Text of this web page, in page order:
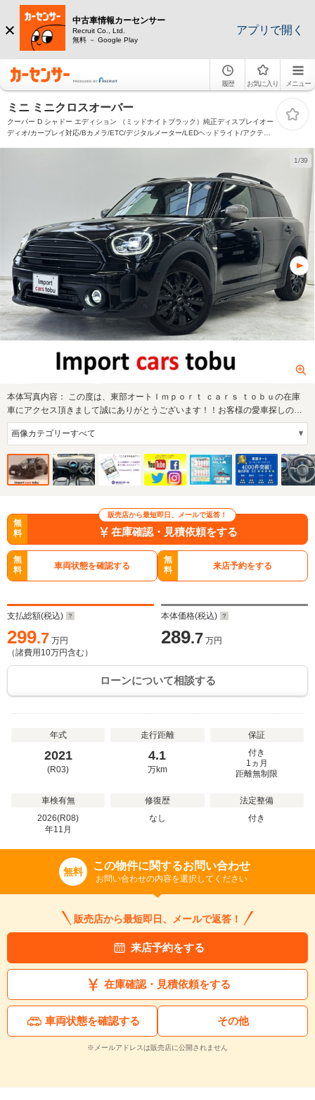
中古車情報カーセンサー
Recruit Co., Ltd.
無料 － Google Play
アプリで開く
履歴 お気に入り メニュー
ミニ ミニクロスオーバー
クーパー D シャドー エディション （ミッドナイトブラック）純正ディスプレイオー
ディオ/カープレイ対応/Bカメラ/ETC/デジタルメーター/LEDヘッドライト/アクティ
1/39
本体写真内容： この度は、東部オートＩｍｐｏｒｔ ｃａｒｓ ｔｏｂｕの在庫
車にアクセス頂きまして誠にありがとうございます！！お客様の愛車探しのお
手伝いを精…
販売店から最短即日、メールで返答！
無
料
在庫確認・見積依頼をする
無
料
車両状態を確認する
無
料
来店予約をする
支払総額(税込)
299.7 万円
（諸費用 10万円含む）
本体価格(税込)
289.7 万円
ローンについて相談する
年式
2021
(R03)
走行距離
4.1
万km
保証
付き
1ヵ月
距離無制限
車検有無
2026(R08)
年11 月
修復歴
なし
法定整備
付き
無料 この物件に関するお問い合わせ
お問い合わせの内容を選択してください
販売店から最短即日、メールで返答！
来店予約をする
在庫確認・見積依頼をする
車両状態を確認する その他
※メールアドレスは販売店に公開されません